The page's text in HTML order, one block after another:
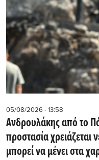
05/08/2026 - 13:58
Ανδρουλάκης από το
προστασία
μπορεί να μένει στα